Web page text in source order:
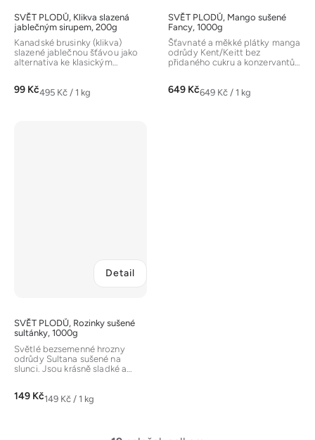
SVĚT PLODŮ, Klikva slazená
jablečným sirupem, 200g
99 KčMěrná
495 Kč / 1 kg
Kanadské brusinky (klikva)
slazené jablečnou šťávou jako
alternativa ke klasickým
SVĚT PLODŮ, Mango sušené
Fancy, 1000g
649 KčMěrná
649 Kč / 1 kg
Šťavnaté a měkké plátky manga
odrůdy Kent/Keitt bez
přidaného cukru a konzervantů.
SVĚT PLODŮ, Rozinky sušené
sultánky, 1000g
149 KčMěrná
149 Kč / 1 kg
Detail
Světlé bezsemenné hrozny
odrůdy Sultana sušené na
slunci. Jsou krásně sladké a